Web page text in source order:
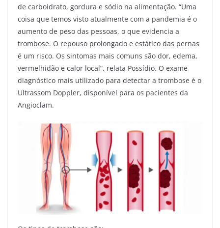
de carboidrato, gordura e sódio na alimentação. “Uma
coisa que temos visto atualmente com a pandemia é o
aumento de peso das pessoas, o que evidencia a
trombose. O repouso prolongado e estático das pernas
é um risco. Os sintomas mais comuns são dor, edema,
vermelhidão e calor local”, relata Possídio. O exame
diagnóstico mais utilizado para detectar a trombose é o
Ultrassom Doppler, disponível para os pacientes da
Angioclam.